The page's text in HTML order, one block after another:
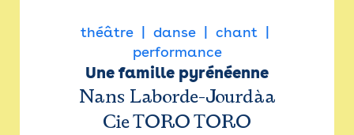
théâtre danse
chant
performance
Une famille pyrénéenne
Nans Laborde-Jourdàa
Cie TORO TORO